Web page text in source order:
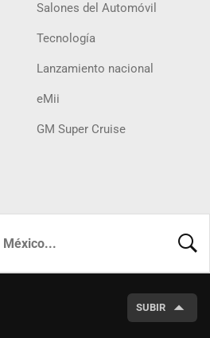
Salones del Automóvil
Tecnología
Lanzamiento nacional
eMii
GM Super Cruise
SUBIR